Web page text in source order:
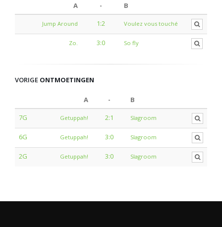
A - B
Jump Around 1:2 Voulez vous touché
Zo. 3:0 So fly
VORIGE ONTMOETINGEN
A -
B
7G
Getuppah! 2:1 Slagroom
6G Getuppah! 3:0 Slagroom
2G Getuppah! 3:0 Slagroom